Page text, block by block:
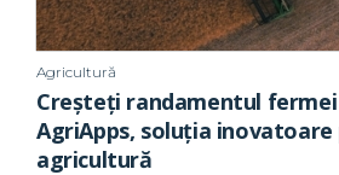
Agricultură
Creșteți randamentul
AgriApps, soluția
agricultură